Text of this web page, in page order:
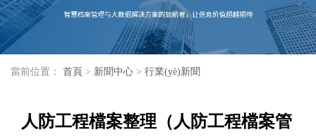
當前位置： 首頁 > 新聞中心 > 行業(yè)新聞
人防工程檔案整理（人防工程檔案管